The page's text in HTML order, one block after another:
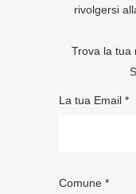
rivolgersi
Trova la tua
La tua Email *
Comune *